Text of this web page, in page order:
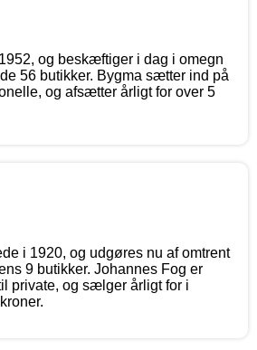
og beskæftiger i dag i omegn
56 butikker. Bygma sætter ind på
og afsætter årligt for over 5
i 1920, og udgøres nu af omtrent
9 butikker. Johannes Fog er
private, og sælger årligt for i